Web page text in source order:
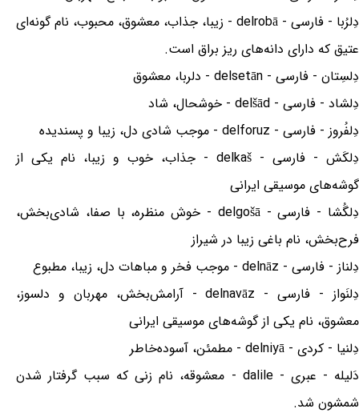
دِلرُبا - فارسی - delrobā - زیبا، جذاب، معشوق، محبوب، نام گونه‌ای
عتیق که دارای دانه‌های ریز براق است.
دِلسِتان - فارسی - delsetān - دلربا، معشوق
دِلشاد - فارسی - delšād - خوشحال، شاد
دِلفُروز - فارسی - delforuz - موجب شادی دل، زیبا و پسندیده
دِلکَش - فارسی - delkaš - جذاب، خوب و زیبا، نام یکی از
گوشه‌های موسیقی ایرانی
دِلگُشا - فارسی - delgošā - خوش منظره، با صفا، شادی‌بخش،
فرح‌بخش، نام باغی زیبا در شیراز
دِلناز - فارسی - delnāz - موجب فخر و مباهات دل، زیبا، مطبوع
دِلنَواز - فارسی - delnavāz - آرامش‌بخش، مهربان و دلسوز،
معشوق، نام یکی از گوشه‌های موسیقی ایرانی
دِلنیا - کردی - delniyā - مطمئن، آسوده‌خاطر
دَلیله - عبری - dalile - معشوقه، نام زنی که سبب گرفتار شدن
شمشون شد.